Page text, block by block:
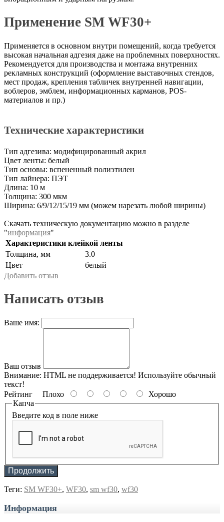
Применение SM WF30+
Применяется в основном внутри помещений, когда требуется
высокая начальная адгезия даже на проблемных поверхностях.
Рекомендуется для производства и монтажа внутренних
рекламных конструкций (оформление выставочных стендов,
мест продаж, крепления табличек внутренней навигации,
воблеров, эмблем, информационных карманов, POS-
материалов и пр.)
Технические характеристики
Тип адгезива: модифицированный акрил
Цвет ленты: белый
Тип основы: вспененный полиэтилен
Тип лайнера: ПЭТ
Длина: 10 м
Толщина: 300 мкм
Ширина: 6/9/12/15/19 мм (можем нарезать любой ширины)
Скачать техническую документацию можно в разделе
"информация"
Характеристики клейкой ленты
Толщина, мм
3.0
Цвет
белый
Добавить отзыв
Написать отзыв
Ваше имя:
Ваш отзыв
Внимание: HTML не поддерживается! Используйте обычный
текст!
Рейтинг Плохо
Хорошо
Капча
Введите код в поле ниже
Продолжить
Теги: SM WF30+, WF30, sm wf30, wf30
Информация